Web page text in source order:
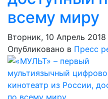
всему миру
Вторник, 10 Апрель 2018
Опубликовано в Пресс